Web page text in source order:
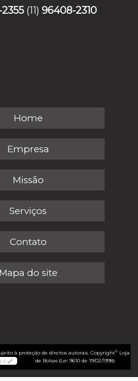
(11) 96408-2310
Home
Empresa
Missão
Serviços
Contato
Mapa do site
à proteção de direitos autorais. Copyright©Loja
de Bolsas (Lei 9610 de 19/02/1998)